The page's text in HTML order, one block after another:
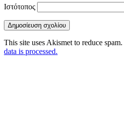
Ιστότοπος
This site uses Akismet to reduce spam.
data is processed.